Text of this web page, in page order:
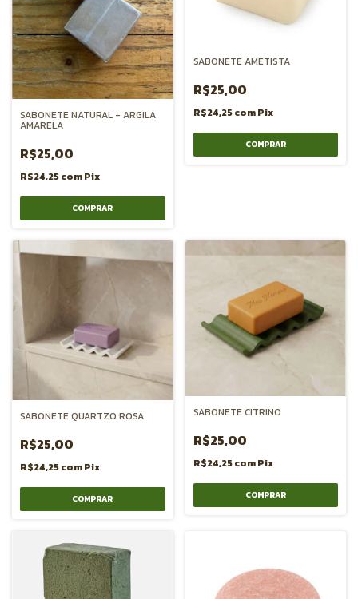
SABONETE NATURAL - ARGILA
AMARELA
R$25,00
R$24,25comPix
SABONETE AMETISTA
R$25,00
R$24,25comPix
SABONETE QUARTZO ROSA
R$25,00
R$24,25comPix
SABONETE CITRINO
R$25,00
R$24,25comPix